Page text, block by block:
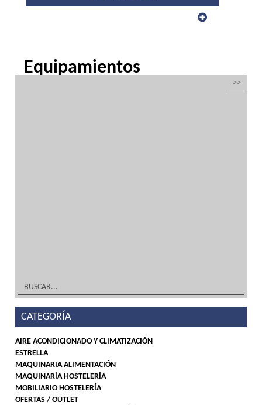
Equipamientos
CATEGORÍA
AIRE ACONDICIONADO Y CLIMATIZACIÓN
ESTRELLA
MAQUINARIA ALIMENTACIÓN
MAQUINARÍA HOSTELERÍA
MOBILIARIO HOSTELERÍA
OFERTAS / OUTLET